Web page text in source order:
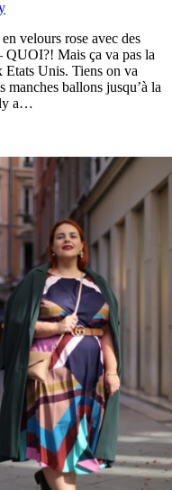
velours rose avec des
Mais ça va pas la
Unis. Tiens on va
manches ballons jusqu’à la
a…